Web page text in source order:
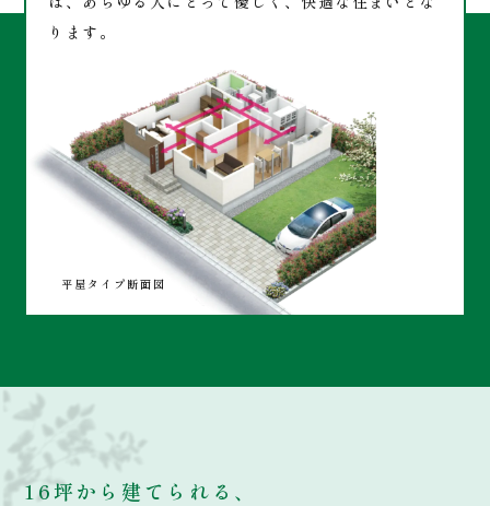
ります。
平屋タイプ断面図
16坪から建てられる、